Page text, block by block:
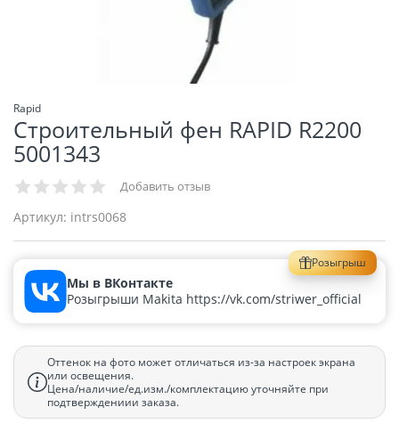
Rapid
Строительный фен RAPID R2200
5001343
Добавить отзыв
Артикул: intrs0068
Розыгрыш
Мы в ВКонтакте
Розыгрыши Makita https://vk.com/striwer_official
Оттенок на фото может отличаться из-за настроек экрана
или освещения.
Цена/наличие/ед.изм./комплектацию уточняйте при
подтверждениии заказа.